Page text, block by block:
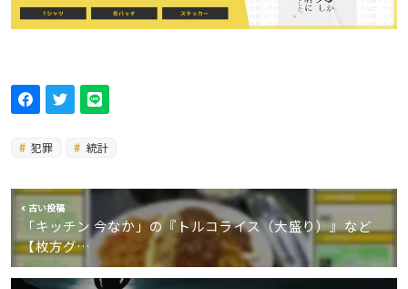
犯罪 統計
古い投稿
「キッチン 今なか」の『トルコライス（大盛り）』など
【枚方グ…